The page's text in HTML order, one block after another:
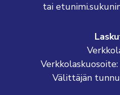
tai
Välittäjän